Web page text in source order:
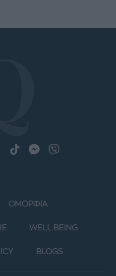
ΟΜΟΡΦΙΑ
WELL BEING
BLOGS